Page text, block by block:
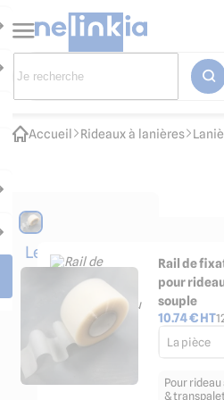
Accueil Rideaux à lanières
Les
accessoires
indispensables
Rail de
pour
souple
10.74€ HT
La pièce
Pour
&